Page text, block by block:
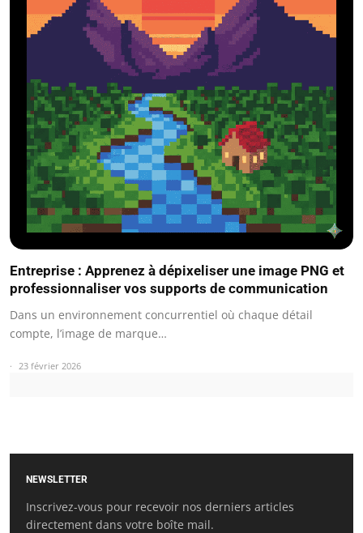
Entreprise : Apprenez à dépixeliser une image PNG et
professionnaliser vos supports de communication
Dans un environnement concurrentiel où chaque détail
compte, l’image de marque…
23 février 2026
NEWSLETTER
Inscrivez-vous pour recevoir nos derniers articles
directement dans votre boîte mail.